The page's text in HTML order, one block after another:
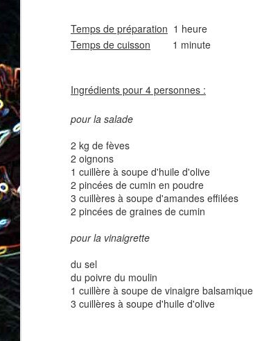
Temps de préparation 1 heure
Temps de cuisson 1 minute
Ingrédients pour 4 personnes :
pour la salade
2 kg de fèves
2 oignons
1 cuillère à soupe d'huile d'olive
2 pincées de cumin en poudre
3 cuillères à soupe d'amandes effilées
2 pincées de graines de cumin
pour la vinaigrette
du sel
du poivre du moulin
1 cuillère à soupe de vinaigre balsamique
3 cuillères à soupe d'huile d'olive
Salade d'avocat, au
concombre et au crabe